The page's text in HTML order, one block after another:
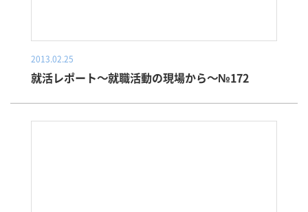
2013.02.25
就活レポート～就職活動の現場から～№172